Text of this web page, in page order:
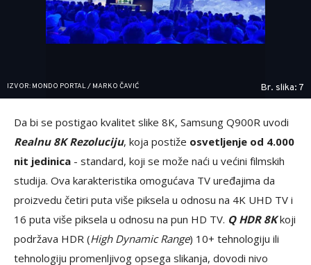
IZVOR: MONDO PORTAL / MARKO ČAVIĆ Br. slika: 7
Da bi se postigao kvalitet slike 8K, Samsung Q900R uvodi
Realnu 8K Rezoluciju, koja postiže osvetljenje od 4.000
nit jedinica - standard, koji se može naći u većini filmskih
studija. Ova karakteristika omogućava TV uređajima da
proizvedu četiri puta više piksela u odnosu na 4K UHD TV i
16 puta više piksela u odnosu na pun HD TV. Q HDR 8Kkoji
podržava HDR (High Dynamic Range) 10+ tehnologiju ili
tehnologiju promenljivog opsega slikanja, dovodi nivo